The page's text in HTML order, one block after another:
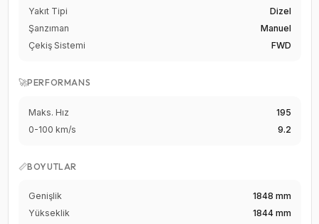
Yakıt Tipi
Dizel
Şanzıman
Manuel
Çekiş Sistemi
FWD
🚀PERFORMANS
Maks. Hız
195
0-100 km/s
9.2
📏BOYUTLAR
Genişlik
1848 mm
Yükseklik
1844 mm